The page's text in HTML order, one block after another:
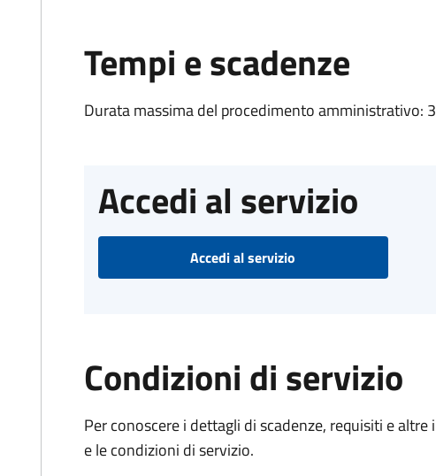
Tempi e scadenze
Durata massima del procedimento amministrativo:
Accedi al servizio
Accedi al servizio
Condizioni di servizio
Per conoscere i dettagli di scadenze, requisiti e
e le condizioni di servizio.